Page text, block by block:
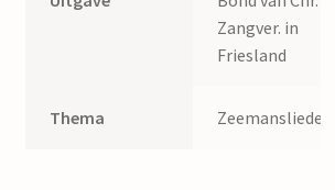
Zangver. in
Friesland
Thema